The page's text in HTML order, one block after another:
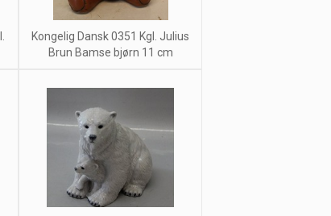
Kongelig Dansk 0351 Kgl. Julius
Brun Bamse bjørn 11 cm